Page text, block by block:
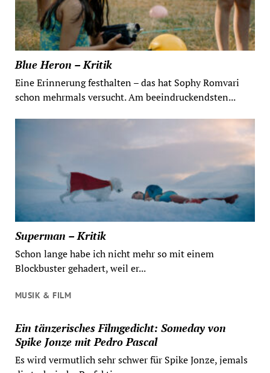
Blue Heron – Kritik
Eine Erinnerung festhalten – das hat Sophy Romvari
schon mehrmals versucht. Am beeindruckendsten...
Superman – Kritik
Schon lange habe ich nicht mehr so mit einem
Blockbuster gehadert, weil er...
MUSIK & FILM
Ein tänzerisches Filmgedicht: Someday von
Spike Jonze mit Pedro Pascal
Es wird vermutlich sehr schwer für Spike Jonze, jemals